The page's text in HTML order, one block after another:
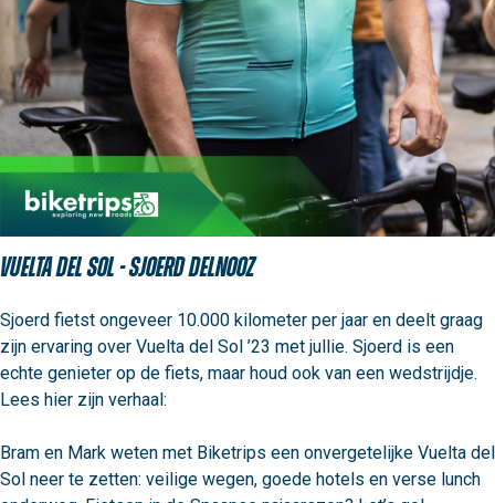
Vuelta del Sol - Sjoerd Delnooz
Sjoerd fietst ongeveer 10.000 kilometer per jaar en deelt graag
zijn ervaring over Vuelta del Sol ’23 met jullie. Sjoerd is een
echte genieter op de fiets, maar houd ook van een wedstrijdje.
Lees hier zijn verhaal:
Bram en Mark weten met Biketrips een onvergetelijke Vuelta del
Sol neer te zetten: veilige wegen, goede hotels en verse lunch